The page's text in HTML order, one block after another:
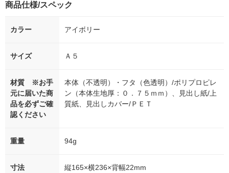
商品仕様/スペック
カラー アイボリー
サイズ Ａ５
材質 ※お手
元に届いた商
品を必ずご確
認ください
本体（不透明）・フタ（色透明）/ポリプロピレ
ン（本体生地厚：０．７５ｍｍ）、見出し紙/上
質紙、見出しカバー/ＰＥＴ
重量 94g
寸法 縦165×横236×背幅22mm